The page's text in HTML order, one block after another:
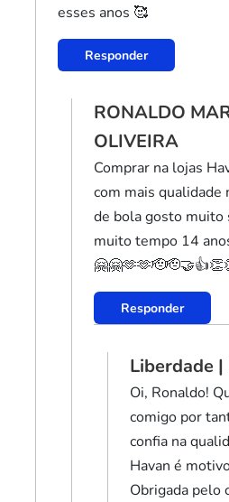
esses anos 🥰
Responder
RONALDO
OLIVEIRA
Comprar na lojas
com mais qualidade
de bola gosto muito
muito tempo 14
Responder
Liberdade
Oi, Ronaldo!
comigo por
confia na
Havan é
Obrigada pelo